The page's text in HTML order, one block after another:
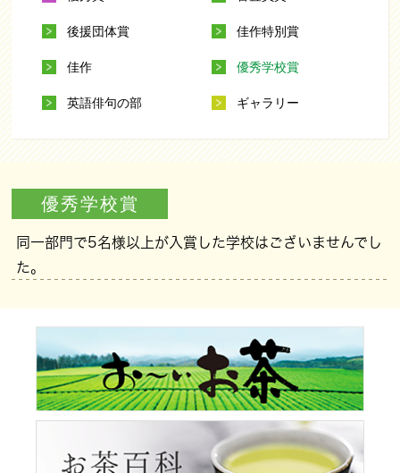
後援団体賞 佳作特別賞
佳作 優秀学校賞
英語俳句の部 ギャラリー
優秀学校賞
同一部門で5名様以上が入賞した学校はございませんでし
た。